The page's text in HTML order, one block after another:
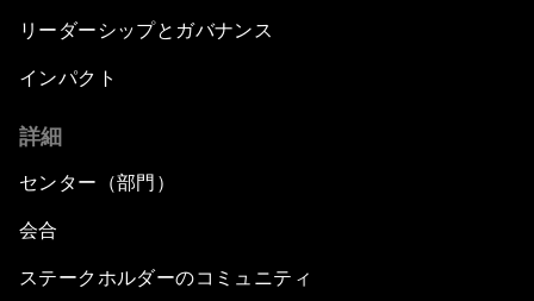
リーダーシップとガバナンス
インパクト
詳細
センター（部門）
会合
ステークホルダーのコミュニティ